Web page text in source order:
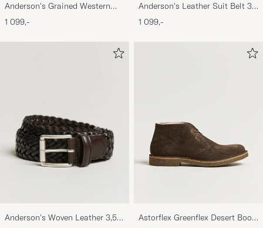
Anderson's Grained Western
Leather Belt 2,5 cm Brown
1 099,-
Anderson's Leather Suit Belt 3
cm Dark Brown
1 099,-
Anderson's Woven Leather 3,5
Astorflex Greenflex Desert Boot